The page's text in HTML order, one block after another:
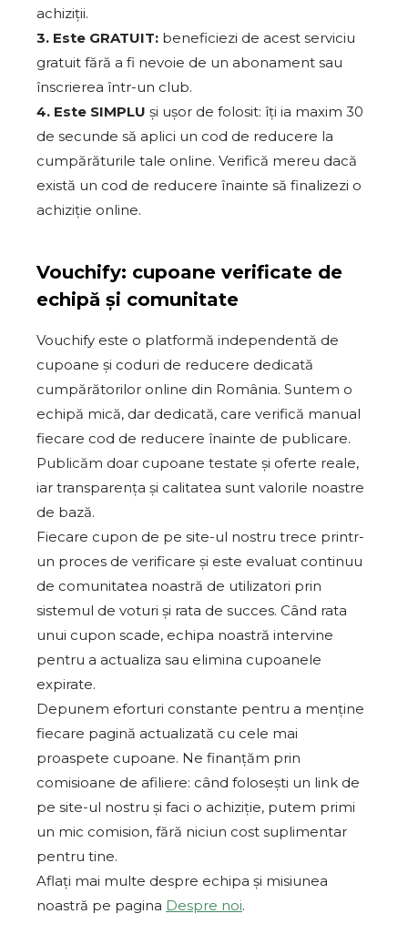
achiziții.
3. Este GRATUIT: beneficiezi de acest serviciu
gratuit fără a fi nevoie de un abonament sau
înscrierea într-un club.
4. Este SIMPLU și ușor de folosit: îți ia maxim 30
de secunde să aplici un cod de reducere la
cumpărăturile tale online. Verifică mereu dacă
există un cod de reducere înainte să finalizezi o
achiziție online.
Vouchify: cupoane verificate de
echipă și comunitate
Vouchify este o platformă independentă de
cupoane și coduri de reducere dedicată
cumpărătorilor online din România. Suntem o
echipă mică, dar dedicată, care verifică manual
fiecare cod de reducere înainte de publicare.
Publicăm doar cupoane testate și oferte reale,
iar transparența și calitatea sunt valorile noastre
de bază.
Fiecare cupon de pe site-ul nostru trece printr-
un proces de verificare și este evaluat continuu
de comunitatea noastră de utilizatori prin
sistemul de voturi și rata de succes. Când rata
unui cupon scade, echipa noastră intervine
pentru a actualiza sau elimina cupoanele
expirate.
Depunem eforturi constante pentru a menține
fiecare pagină actualizată cu cele mai
proaspete cupoane. Ne finanțăm prin
comisioane de afiliere: când folosești un link de
pe site-ul nostru și faci o achiziție, putem primi
un mic comision, fără niciun cost suplimentar
pentru tine.
Aflați mai multe despre echipa și misiunea
noastră pe pagina Despre noi.